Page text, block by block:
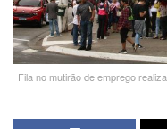
Fila no mutirão de emprego